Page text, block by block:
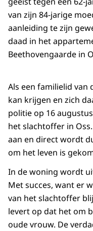
van zijn 84-jarige
aanleiding te zijn
daad in het
Beethovengaarde in
Als een familielid van
kan krijgen en zich
politie op 16
het slachtoffer in
aan en direct wordt
om het leven is
In de woning wordt
Met succes, want er
van het slachtoffer
levert op dat het om
oude vrouw. De